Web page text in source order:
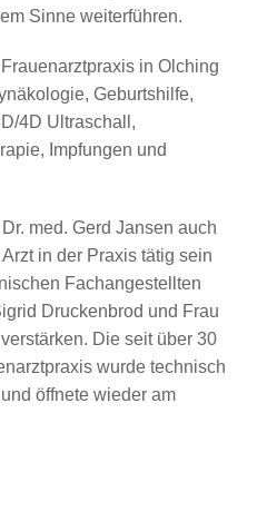
Sinne weiterführen.
in Olching
Geburtshilfe,
4D Ultraschall,
Impfungen und
med. Gerd Jansen auch
in der Praxis tätig sein
Fachangestellten
Druckenbrod und Frau
Die seit über 30
wurde technisch
öffnete wieder am